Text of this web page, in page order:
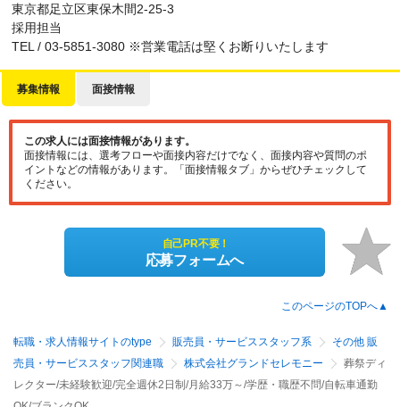
東京都足立区東保木間2-25-3
採用担当
TEL / 03-5851-3080 ※営業電話は堅くお断りいたします
募集情報 面接情報
この求人には面接情報があります。
面接情報には、選考フローや面接内容だけでなく、面接内容や質問のポ
イントなどの情報があります。「面接情報タブ」からぜひチェックして
ください。
自己PR不要！
応募フォームへ
このページのTOPへ▲
転職・求人情報サイトのtype 販売員・サービススタッフ系
その他 販
売員・サービススタッフ関連職
株式会社グランドセレモニー
葬祭ディ
レクター/未経験歓迎/完全週休2日制/月給33万～/学歴・職歴不問/自転車通勤